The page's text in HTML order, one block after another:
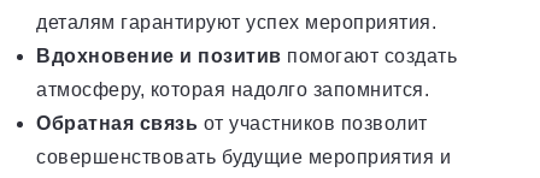
деталям гарантируют успех мероприятия.
Вдохновение и позитив помогают создать
атмосферу, которая надолго запомнится.
Обратная связь от участников позволит
совершенствовать будущие мероприятия и